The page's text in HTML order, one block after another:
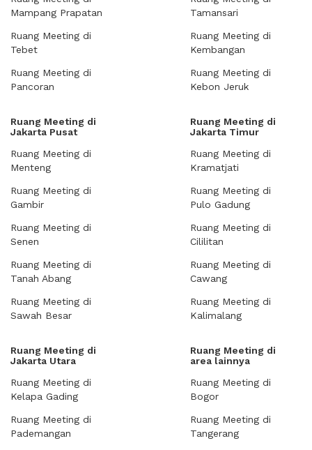
Mampang Prapatan
Ruang Meeting di
Tebet
Ruang Meeting di
Pancoran
Tamansari
Ruang Meeting di
Kembangan
Ruang Meeting di
Kebon Jeruk
Ruang Meeting di
Jakarta Pusat
Ruang Meeting di
Menteng
Ruang Meeting di
Gambir
Ruang Meeting di
Senen
Ruang Meeting di
Tanah Abang
Ruang Meeting di
Sawah Besar
Ruang Meeting di
Jakarta Timur
Ruang Meeting di
Kramatjati
Ruang Meeting di
Pulo Gadung
Ruang Meeting di
Cililitan
Ruang Meeting di
Cawang
Ruang Meeting di
Kalimalang
Ruang Meeting di
Jakarta Utara
Ruang Meeting di
Kelapa Gading
Ruang Meeting di
Pademangan
Ruang Meeting di
area lainnya
Ruang Meeting di
Bogor
Ruang Meeting di
Tangerang